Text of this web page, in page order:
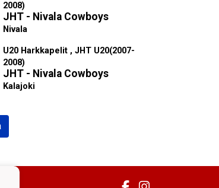
2008)
JHT - Nivala Cowboys
Nivala
U20 Harkkapelit , JHT U20(2007-
2008)
JHT - Nivala Cowboys
Kalajoki